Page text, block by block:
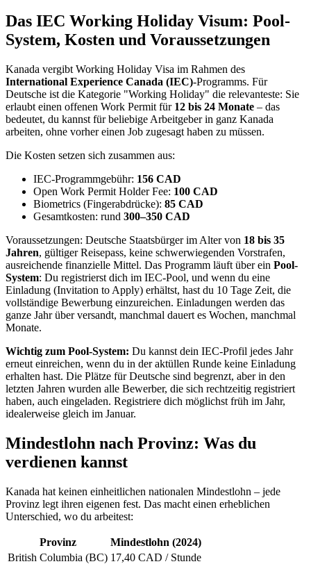
Das IEC Working Holiday Visum: Pool-
System, Kosten und Voraussetzungen
Kanada vergibt Working Holiday Visa im Rahmen des
International Experience Canada (IEC)-Programms. Für
Deutsche ist die Kategorie "Working Holiday" die relevanteste: Sie
erlaubt einen offenen Work Permit für 12 bis 24 Monate – das
bedeutet, du kannst für beliebige Arbeitgeber in ganz Kanada
arbeiten, ohne vorher einen Job zugesagt haben zu müssen.
Die Kosten setzen sich zusammen aus:
IEC-Programmgebühr: 156 CAD
Open Work Permit Holder Fee: 100 CAD
Biometrics (Fingerabdrücke): 85 CAD
Gesamtkosten: rund 300–350 CAD
Voraussetzungen: Deutsche Staatsbürger im Alter von 18 bis 35
Jahren, gültiger Reisepass, keine schwerwiegenden Vorstrafen,
ausreichende finanzielle Mittel. Das Programm läuft über ein Pool-
System: Du registrierst dich im IEC-Pool, und wenn du eine
Einladung (Invitation to Apply) erhältst, hast du 10 Tage Zeit, die
vollständige Bewerbung einzureichen. Einladungen werden das
ganze Jahr über versandt, manchmal dauert es Wochen, manchmal
Monate.
Wichtig zum Pool-System: Du kannst dein IEC-Profil jedes Jahr
erneut einreichen, wenn du in der aktüllen Runde keine Einladung
erhalten hast. Die Plätze für Deutsche sind begrenzt, aber in den
letzten Jahren wurden alle Bewerber, die sich rechtzeitig registriert
haben, auch eingeladen. Registriere dich möglichst früh im Jahr,
idealerweise gleich im Januar.
Mindestlohn nach Provinz: Was du
verdienen kannst
Kanada hat keinen einheitlichen nationalen Mindestlohn – jede
Provinz legt ihren eigenen fest. Das macht einen erheblichen
Unterschied, wo du arbeitest:
Provinz
Mindestlohn (2024)
British Columbia (BC) 17,40 CAD / Stunde